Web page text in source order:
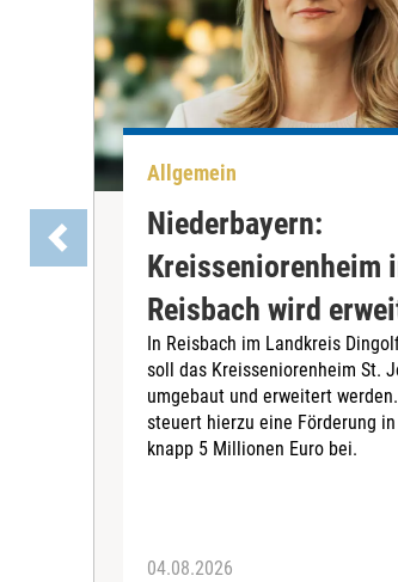
Allgemein
Niederbayern:
Kreisseniorenheim
Reisbach wird
In Reisbach im Landkreis
soll das Kreisseniorenheim St.
umgebaut und erweitert
steuert hierzu eine Förderung
knapp 5 Millionen Euro bei.
04.08.2026